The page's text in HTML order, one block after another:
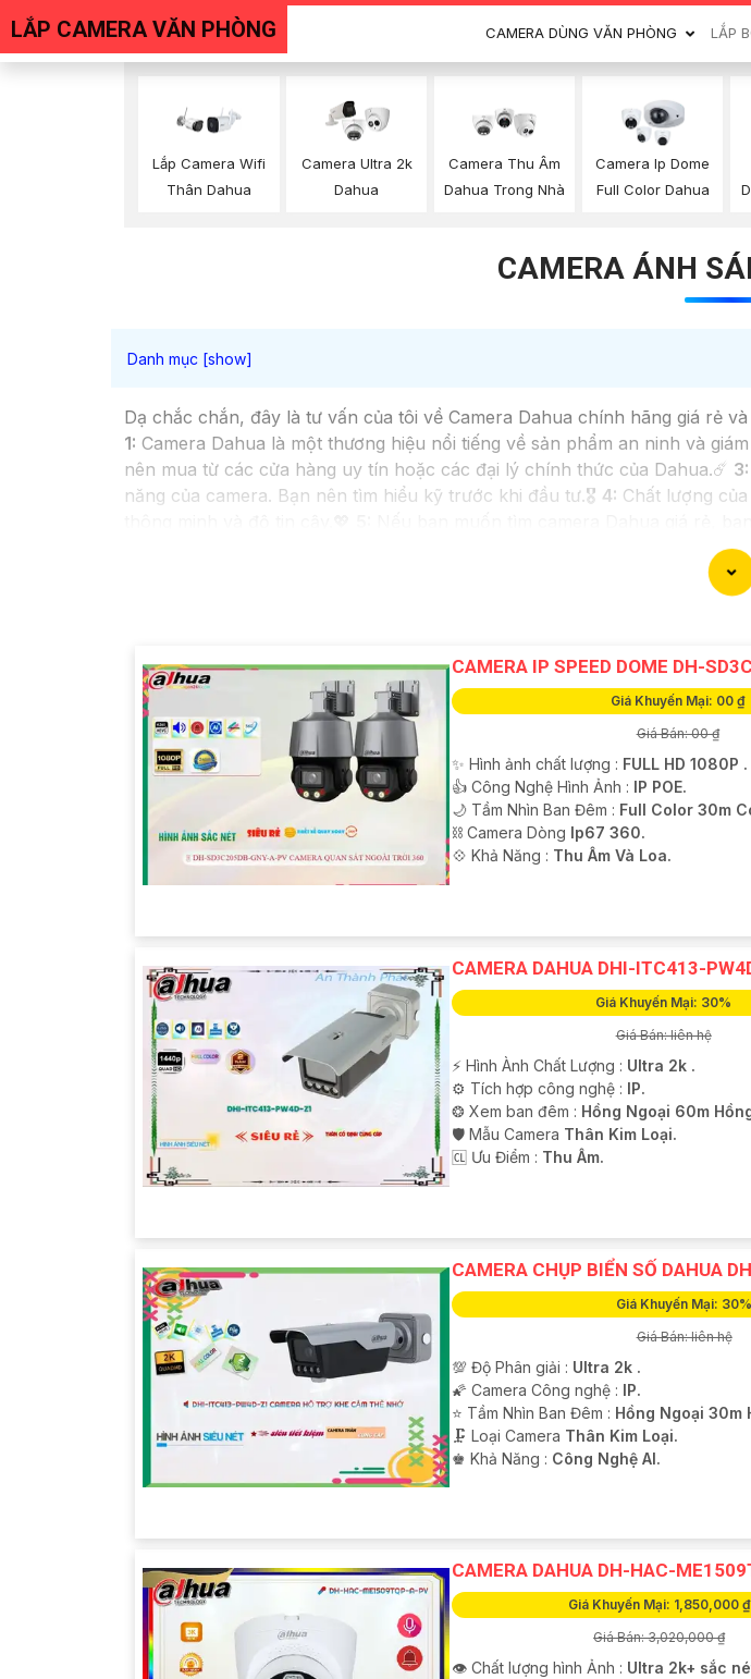
LẮP CAMERA VĂN PHÒNG CAMERA DÙNG VĂN PHÒNG LẮP
Lắp Camera Wifi
Thân Dahua
Camera Ultra 2k
Dahua
Camera Thu Âm
Dahua Trong Nhà
Camera Ip Dome
Full Color Dahua
CAMERA ÁNH
Dạ chắc chắn, đây là tư vấn của tôi về Camera Dahua chính hãng giá rẻ
1: Camera Dahua là một thương hiệu nổi tiếng về sản phẩm an ninh và
nên mua từ các cửa hàng uy tín hoặc các đại lý chính thức của Dahua.☄️ 3:
năng của camera. Bạn nên tìm hiểu kỹ trước khi đầu tư.🎖️ 4: Chất lượng
Hy vọng rằng những thông tin trên sẽ giúp bạn chọn lựa được Camera
CAMERA IP SPEED DOME DH-
Giá Khuyến Mại: 00 ₫
Giá Bán: 00 ₫
✨ Hình ảnh chất lượng : FULL HD 1080P .
👍 Công Nghệ Hình Ảnh : IP POE.
🌙 Tầm Nhìn Ban Đêm : Full Color 30m
⛓ Camera Dòng Ip67 360.
️💠 Khả Năng : Thu Âm Và Loa.
CAMERA DAHUA DHI-ITC413-
Giá Khuyến Mại: 30%
Giá Bán: liên hệ
️⚡ Hình Ành Chất Lượng : Ultra 2k .
⚙ Tích hợp công nghệ : IP.
❂ Xem ban đêm : Hồng Ngoại 60m
🛡 Mẫu Camera Thân Kim Loại.
️🆑 Ưu Điểm : Thu Âm.
CAMERA CHỤP BIỂN SỐ DAHUA
Giá Khuyến Mại: 30%
Giá Bán: liên hệ
💯 Độ Phân giải : Ultra 2k .
🌠 Camera Công nghệ : IP.
⭐ Tầm Nhìn Ban Đêm : Hồng Ngoại 30m
🗜️ Loại Camera Thân Kim Loại.
️♚ Khả Năng : Công Nghệ AI.
CAMERA DAHUA DH-HAC-
Giá Khuyến Mại: 1,850,000 ₫
Giá Bán: 3,020,000 ₫
👁 Chất lượng hình Ảnh : Ultra 2k+ sắc